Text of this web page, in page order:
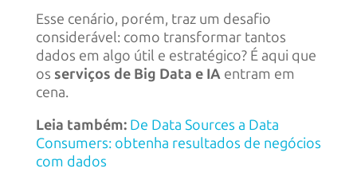
Esse cenário, porém, traz um desafio
considerável: como transformar tantos
dados em algo útil e estratégico? É aqui que
os serviços de Big Data e IAentram em
cena.
Leia também: De Data Sources a Data
Consumers: obtenha resultados de negócios
com dados